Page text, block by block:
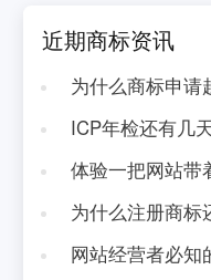
近期商标资讯
为什么商标申请
ICP年检还有几
体验一把网站带
为什么注册商标
网站经营者必知